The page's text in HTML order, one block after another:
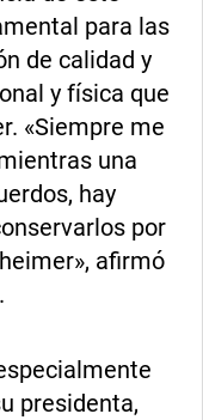
para las
de calidad y
y física que
«Siempre me
una
hay
por
afirmó
presidenta,